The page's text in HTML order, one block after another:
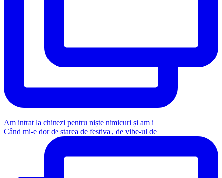
Am intrat la chinezi pentru niște nimicuri și am i
Când mi-e dor de starea de festival, de vibe-ul de